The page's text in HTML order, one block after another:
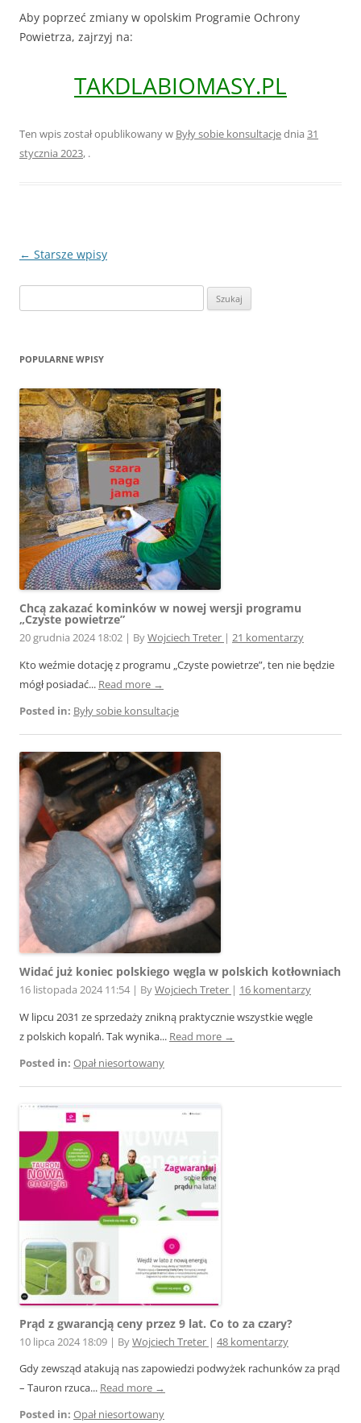
Aby poprzeć zmiany w opolskim Programie Ochrony
Powietrza, zajrzyj na:
TAKDLABIOMASY.PL
Ten wpis został opublikowany w Były sobie konsultacjednia 31
stycznia 2023, .
Zobacz
← Starsze wpisy
POPULARNE WPISY
Chcą zakazać kominków w nowej wersji programu
„Czyste powietrze”
20 grudnia 2024 18:02 | ByWojciech Treter | 21 komentarzy
Kto weźmie dotację z programu „Czyste powietrze”, ten nie będzie
mógł posiadać... Read more →
Posted in: Były sobie konsultacje
Widać już koniec polskiego węgla w polskich kotłowniach
16 listopada 2024 11:54 | ByWojciech Treter | 16 komentarzy
W lipcu 2031 ze sprzedaży znikną praktycznie wszystkie węgle
z polskich kopalń. Tak wynika... Read more →
Posted in: Opał niesortowany
Prąd z gwarancją ceny przez 9 lat. Co to za czary?
10 lipca 2024 18:09 | ByWojciech Treter | 48 komentarzy
Gdy zewsząd atakują nas zapowiedzi podwyżek rachunków za prąd
– Tauron rzuca... Read more →
Posted in: Opał niesortowany